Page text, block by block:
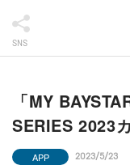
SNS
「MY
SERIES 2023
APP 2023/5/23